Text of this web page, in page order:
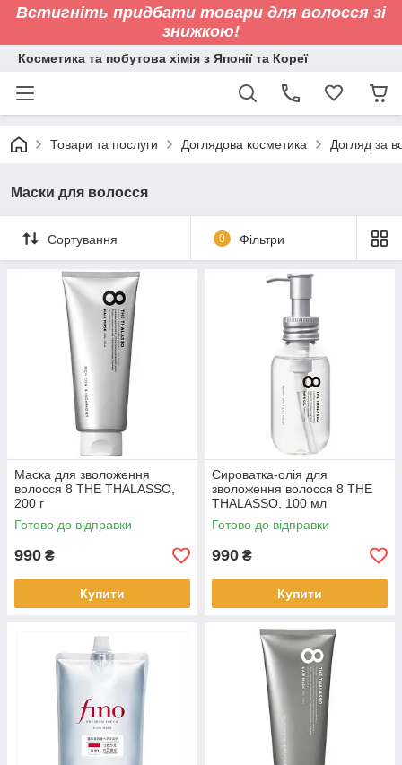
Встигніть придбати товари для волосся зі
знижкою!
Косметика та побутова хімія з Японії та Кореї
Товари та послуги Доглядова косметика Догляд за
Маски для волосся
Сортування 0 Фільтри
Маска для зволоження
волосся 8 THE THALASSO,
200 г
Готово до відправки
990 ₴
Купити
Сироватка-олія для
зволоження волосся 8 THE
THALASSO, 100 мл
Готово до відправки
990 ₴
Купити